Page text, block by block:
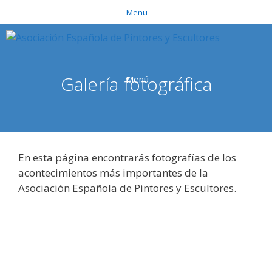
al
contenido
Menu
Menú
Galería fotográfica
En esta página encontrarás fotografías de los
acontecimientos más importantes de la
Asociación Española de Pintores y Escultores.